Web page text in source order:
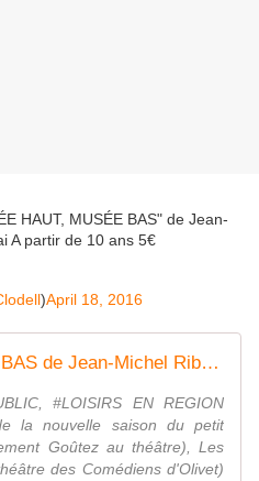
HAUT, MUSÉE BAS" de Jean-
A partir de 10 ans 5€
)April 18, 2016
MUSEE HAUT, MUSEE BAS de Jean-Michel Ribes du 29 avril au 1er mai OLIVET petit théâtre du Poutyl - VIVRE AUTREMENT VOS LOISIRS avec Clodelle
#LOISIRS EN REGION
la nouvelle saison du petit
Goûtez au théâtre), Les
des Comédiens d'Olivet)